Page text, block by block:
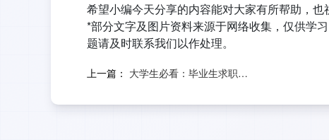
希望小编今天分享的内容能对大家有所帮助，也
*部分文字及图片资料来源于网络收集，仅供学
题请及时联系我们以作处理。
上一篇： 大学生必看：毕业生求职签约注意事项（上）